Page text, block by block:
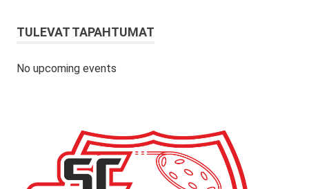
TULEVAT TAPAHTUMAT
No upcoming events